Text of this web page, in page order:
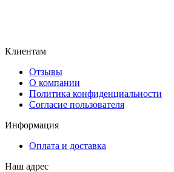
Клиентам
Отзывы
О компании
Политика конфиденциальности
Согласие пользователя
Информация
Оплата и доставка
Наш адрес